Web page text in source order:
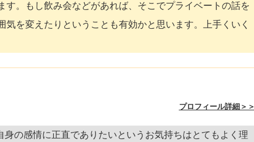
。もし飲み会などがあれば、そこでプライベートの話を
を変えたりということも有効かと思います。上手くいく
プロフィール詳細＞＞
の感情に正直でありたいというお気持ちはとてもよく理